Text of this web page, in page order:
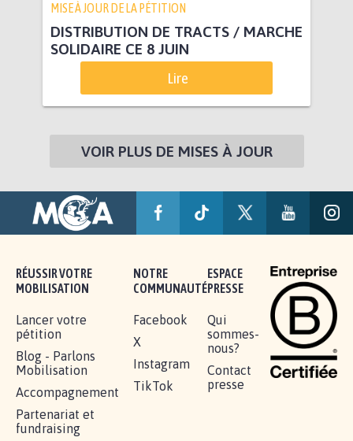
MISE À JOUR DE LA PÉTITION
DISTRIBUTION DE TRACTS / MARCHE
SOLIDAIRE CE 8 JUIN
Lire
VOIR PLUS DE MISES À JOUR
RÉUSSIR VOTRE
MOBILISATION
Lancer votre
pétition
Blog - Parlons
Mobilisation
Accompagnement
Partenariat et
fundraising
NOTRE
COMMUNAUTÉ
Facebook
X
Instagram
TikTok
ESPACE
PRESSE
Qui
sommes-
nous?
Contact
presse